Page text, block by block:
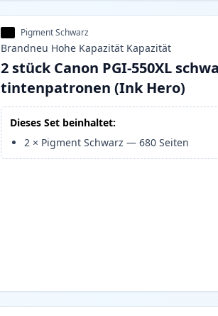
Pigment Schwarz
Brandneu Hohe Kapazität Kapazität
2 stück Canon PGI-550XL
tintenpatronen (Ink Hero)
Dieses Set beinhaltet:
2 × Pigment Schwarz —680 Seiten